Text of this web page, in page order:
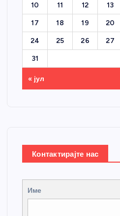
10 11 12 13
17 18 19 20
24 25 26 27
31
« јул
Контактирајте нас
Име